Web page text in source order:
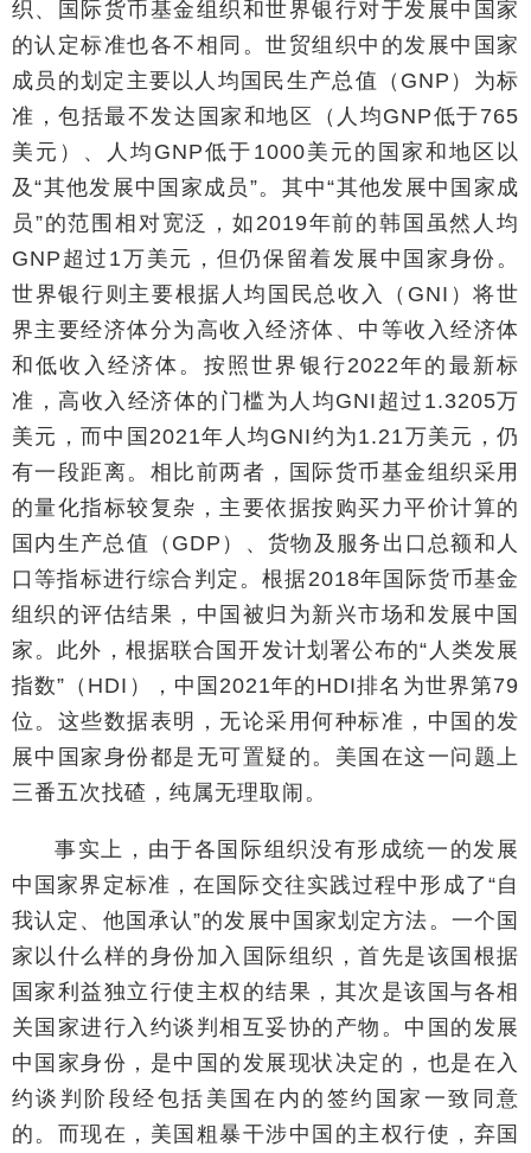
织、国际货币基金组织和世界银行对于发展中国家
的认定标准也各不相同。世贸组织中的发展中国家
成员的划定主要以人均国民生产总值（GNP）为标
准，包括最不发达国家和地区（人均GNP低于765
美元）、人均GNP低于1000美元的国家和地区以
及“其他发展中国家成员”。其中“其他发展中国家成
员”的范围相对宽泛，如2019年前的韩国虽然人均
GNP超过1万美元，但仍保留着发展中国家身份。
世界银行则主要根据人均国民总收入（GNI）将世
界主要经济体分为高收入经济体、中等收入经济体
和低收入经济体。按照世界银行2022年的最新标
准，高收入经济体的门槛为人均GNI超过1.3205万
美元，而中国2021年人均GNI约为1.21万美元，仍
有一段距离。相比前两者，国际货币基金组织采用
的量化指标较复杂，主要依据按购买力平价计算的
国内生产总值（GDP）、货物及服务出口总额和人
口等指标进行综合判定。根据2018年国际货币基金
组织的评估结果，中国被归为新兴市场和发展中国
家。此外，根据联合国开发计划署公布的“人类发展
指数”（HDI），中国2021年的HDI排名为世界第79
位。这些数据表明，无论采用何种标准，中国的发
展中国家身份都是无可置疑的。美国在这一问题上
三番五次找碴，纯属无理取闹。
事实上，由于各国际组织没有形成统一的发展
中国家界定标准，在国际交往实践过程中形成了“自
我认定、他国承认”的发展中国家划定方法。一个国
家以什么样的身份加入国际组织，首先是该国根据
国家利益独立行使主权的结果，其次是该国与各相
关国家进行入约谈判相互妥协的产物。中国的发展
中国家身份，是中国的发展现状决定的，也是在入
约谈判阶段经包括美国在内的签约国家一致同意
的。而现在，美国粗暴干涉中国的主权行使，弃国